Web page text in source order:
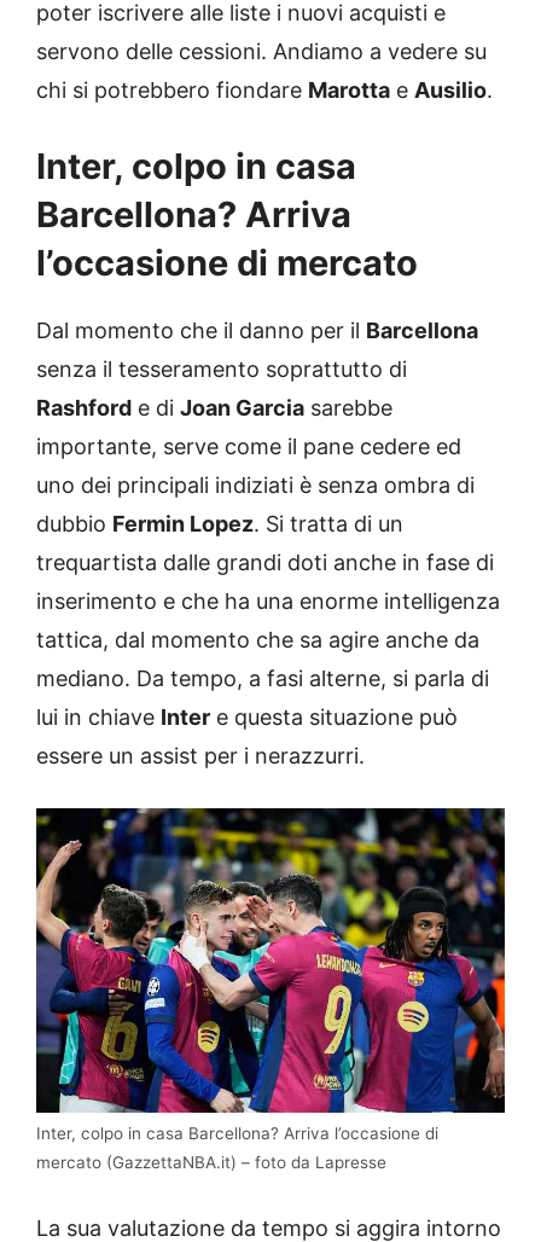
poter iscrivere alle liste i nuovi acquisti e
servono delle cessioni. Andiamo a vedere su
chi si potrebbero fiondare Marotta e Ausilio.
Inter, colpo in casa
Barcellona? Arriva
l’occasione di mercato
Dal momento che il danno per il Barcellona
senza il tesseramento soprattutto di
Rashford e di Joan Garcia sarebbe
importante, serve come il pane cedere ed
uno dei principali indiziati è senza ombra di
dubbio Fermin Lopez. Si tratta di un
trequartista dalle grandi doti anche in fase di
inserimento e che ha una enorme intelligenza
tattica, dal momento che sa agire anche da
mediano. Da tempo, a fasi alterne, si parla di
lui in chiave Inter e questa situazione può
essere un assist per i nerazzurri.
Inter, colpo in casa Barcellona? Arriva l’occasione di
mercato (GazzettaNBA.it) – foto da Lapresse
La sua valutazione da tempo si aggira intorno